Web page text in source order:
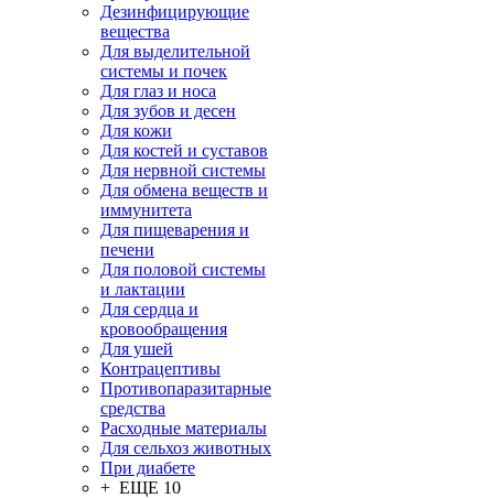
Дезинфицирующие
вещества
Для выделительной
системы и почек
Для глаз и носа
Для зубов и десен
Для кожи
Для костей и суставов
Для нервной системы
Для обмена веществ и
иммунитета
Для пищеварения и
печени
Для половой системы
и лактации
Для сердца и
кровообращения
Для ушей
Контрацептивы
Противопаразитарные
средства
Расходные материалы
Для сельхоз животных
При диабете
+ ЕЩЕ 10